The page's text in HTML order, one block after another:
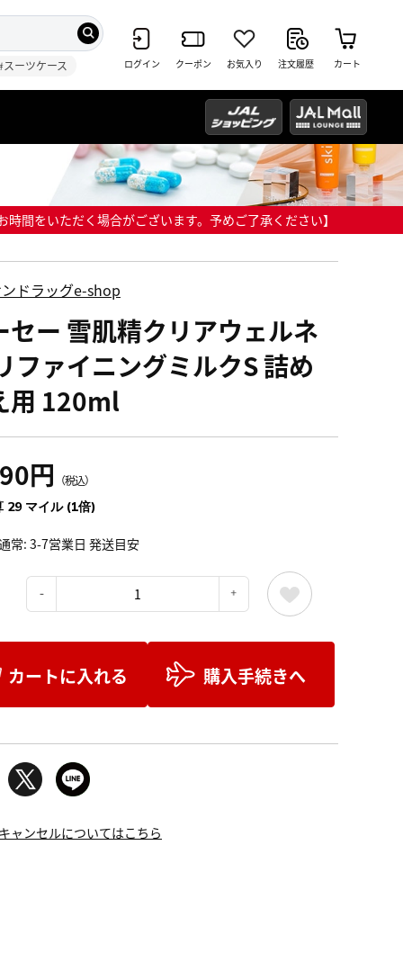
スーツケース ログイン クーポン お気入り 注文履歴 カート
間をいただく場合がございます。予めご了承ください】
ドラッグe-shop
セー 雪肌精クリアウェルネ
ファイニングミルクS 詰め
用 120ml
円 （税込）
29 マイル (1倍)
常: 3-7営業日 発送目安
カートに入れる 購入手続きへ
ャンセルについてはこちら